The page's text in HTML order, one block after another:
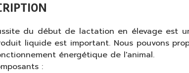
du début de lactation en élevage est
liquide est important. Nous pouvons
énergétique de l'animal.
: